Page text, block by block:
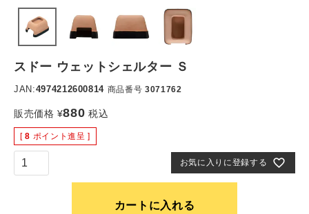
スドー ウェットシェルター Ｓ
JAN:4974212600814 商品番号 3071762
販売価格 ¥880 税込
[ 8 ポイント進呈 ]
お気に入りに登録する
カートに入れる